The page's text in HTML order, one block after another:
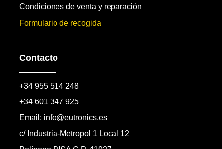
Condiciones de venta y reparación
Formulario de recogida
Contacto
+34 955 514 248
+34 601 347 925
Email: info@eutronics.es
c/ Industria-Metropol 1 Local 12